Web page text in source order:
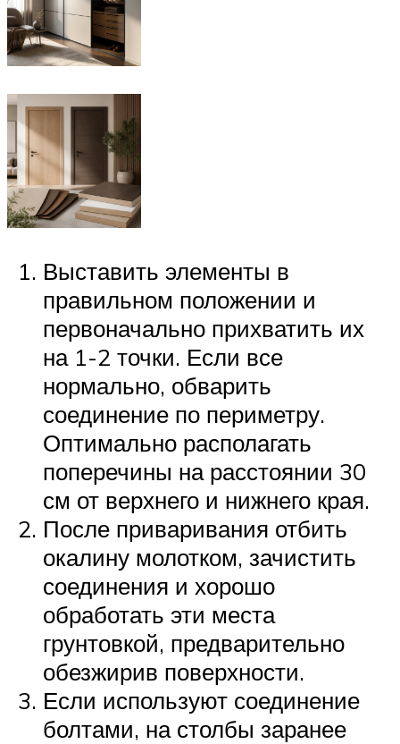
Выставить элементы в
правильном положении и
первоначально прихватить их
на 1-2 точки. Если все
нормально, обварить
соединение по периметру.
Оптимально располагать
поперечины на расстоянии 30
см от верхнего и нижнего края.
После приваривания отбить
окалину молотком, зачистить
соединения и хорошо
обработать эти места
грунтовкой, предварительно
обезжирив поверхности.
Если используют соединение
болтами, на столбы заранее